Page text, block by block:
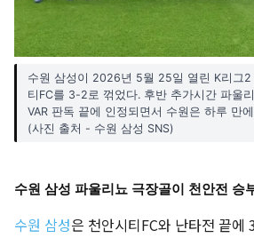
수원 삼성이 2026년 5월 25일 열린 K리그2
티FC를 3-2로 꺾었다. 후반 추가시간 파울
VAR 판독 끝에 인정되면서 수원은 하루 만
(사진 출처 - 수원 삼성 SNS)
수원 삼성 파울리뇨 극장골이 천안전 승
수원 삼성은 천안시티FC와 난타전 끝에